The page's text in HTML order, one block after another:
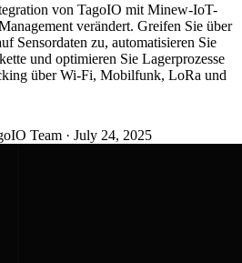
von TagoIO mit Minew-IoT-
verändert. Greifen Sie über
Sensordaten zu, automatisieren Sie
und optimieren Sie Lagerprozesse
über Wi-Fi, Mobilfunk, LoRa und
Team · July 24, 2025